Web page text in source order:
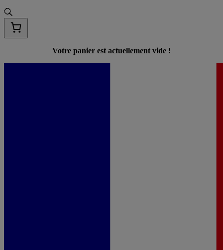
Votre panier est actuellement vide !